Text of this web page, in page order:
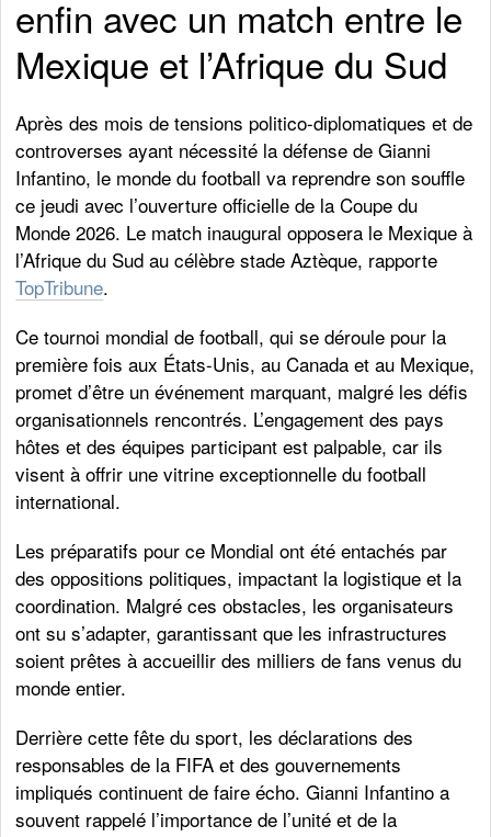
enfin avec un match entre le
Mexique et l’Afrique du Sud
Après des mois de tensions politico-diplomatiques et de
controverses ayant nécessité la défense de Gianni
Infantino, le monde du football va reprendre son souffle
ce jeudi avec l’ouverture officielle de la Coupe du
Monde 2026. Le match inaugural opposera le Mexique à
l’Afrique du Sud au célèbre stade Aztèque, rapporte
TopTribune.
Ce tournoi mondial de football, qui se déroule pour la
première fois aux États-Unis, au Canada et au Mexique,
promet d’être un événement marquant, malgré les défis
organisationnels rencontrés. L’engagement des pays
hôtes et des équipes participant est palpable, car ils
visent à offrir une vitrine exceptionnelle du football
international.
Les préparatifs pour ce Mondial ont été entachés par
des oppositions politiques, impactant la logistique et la
coordination. Malgré ces obstacles, les organisateurs
ont su s’adapter, garantissant que les infrastructures
soient prêtes à accueillir des milliers de fans venus du
monde entier.
Derrière cette fête du sport, les déclarations des
responsables de la FIFA et des gouvernements
impliqués continuent de faire écho. Gianni Infantino a
souvent rappelé l’importance de l’unité et de la